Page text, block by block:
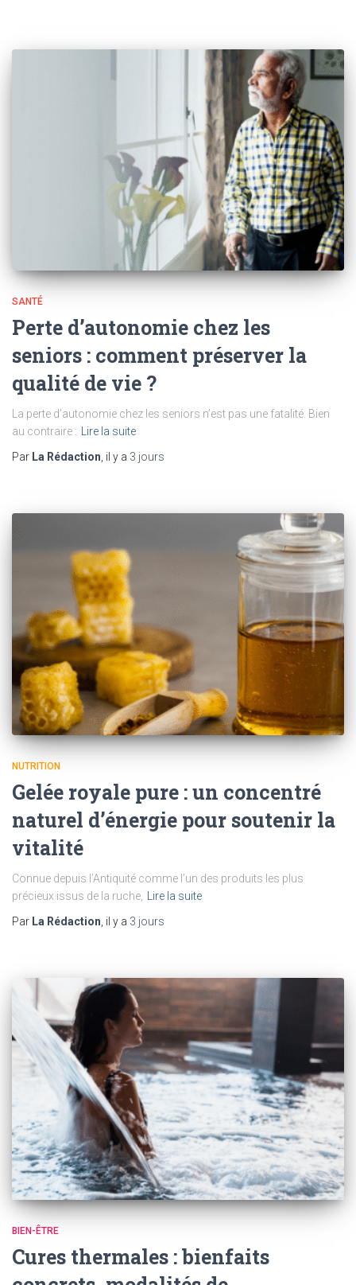
SANTÉ
Perte d’autonomie chez les
seniors : comment préserver la
qualité de vie ?
La perte d’autonomie chez les seniors n’est pas une fatalité. Bien
au contraire : Lire la suite
Par La Rédaction, il y a 3 jours
NUTRITION
Gelée royale pure : un concentré
naturel d’énergie pour soutenir la
vitalité
Connue depuis l’Antiquité comme l’un des produits les plus
précieux issus de la ruche,
Lire la suite
Par La Rédaction , il y a 3 jours
BIEN-ÊTRE
Cures thermales : bienfaits